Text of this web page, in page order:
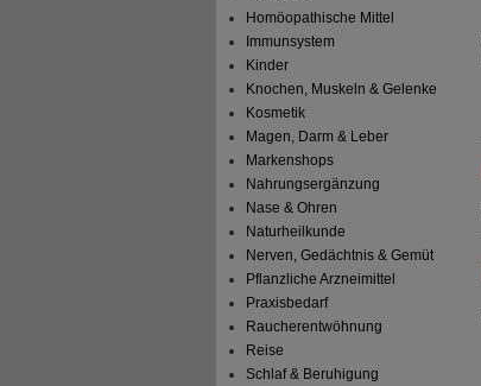
Homöopathische Mittel
Immunsystem
Kinder
Knochen, Muskeln & Gelenke
Kosmetik
Magen, Darm & Leber
Markenshops
Nahrungsergänzung
Nase & Ohren
Naturheilkunde
Nerven, Gedächtnis & Gemüt
Pflanzliche Arzneimittel
Praxisbedarf
Raucherentwöhnung
Reise
Schlaf & Beruhigung